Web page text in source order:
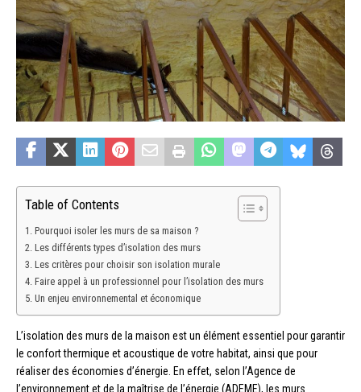
Table of Contents
Pourquoi isoler les murs de sa maison ?
Les différents types d’isolation des murs
Les critères pour choisir son isolation murale
Faire appel à un professionnel pour l’isolation des murs
Un enjeu environnemental et économique
L’isolation des murs de la maison est un élément essentiel pour garantir
le confort thermique et acoustique de votre habitat, ainsi que pour
réaliser des économies d’énergie. En effet, selon l’Agence de
l’environnement et de la maîtrise de l’énergie (ADEME), les murs